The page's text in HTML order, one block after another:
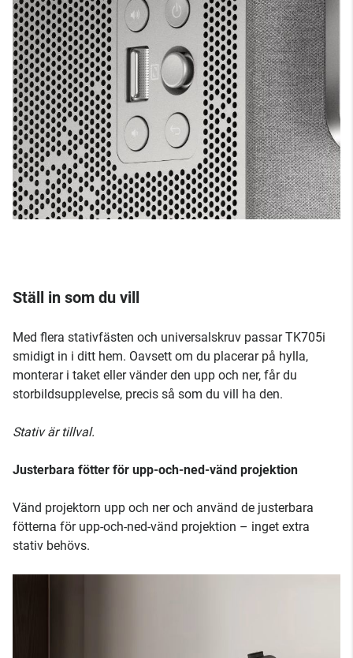
Ställ in som du vill
Med flera stativfästen och universalskruv passar TK705i
smidigt in i ditt hem. Oavsett om du placerar på hylla,
monterar i taket eller vänder den upp och ner, får du
storbildsupplevelse, precis så som du vill ha den.
Stativ är tillval.
Justerbara fötter för upp-och-ned-vänd projektion
Vänd projektorn upp och ner och använd de justerbara
fötterna för upp-och-ned-vänd projektion – inget extra
stativ behövs.